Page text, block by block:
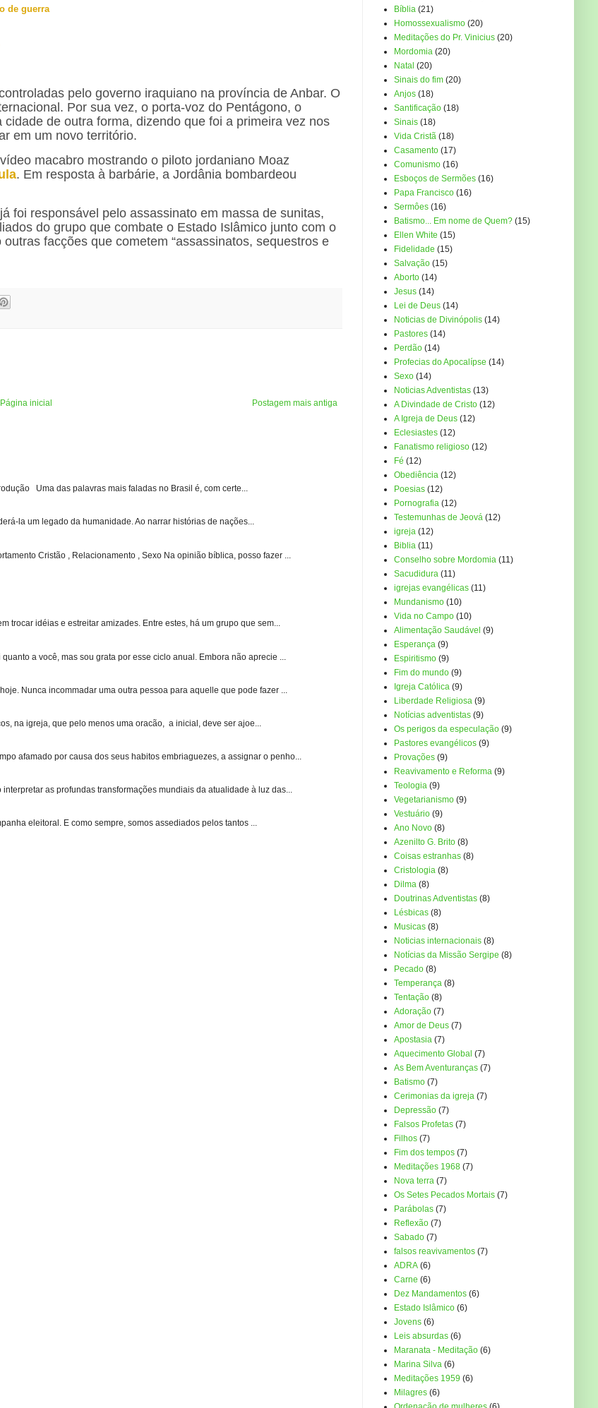
de guerra
pelo governo iraquiano na província de Anbar. O
Por sua vez, o porta-voz do Pentágono, o
de outra forma, dizendo que foi a primeira vez nos
em um novo território.
macabro mostrando o piloto jordaniano Moaz
. Em resposta à barbárie, a Jordânia bombardeou
foi responsável pelo assassinato em massa de sunitas,
do grupo que combate o Estado Islâmico junto com o
facções que cometem “assassinatos, sequestros e
Postagem mais antiga
Página inicial
Uma das palavras mais faladas no Brasil é, com certe...
la um legado da humanidade. Ao narrar histórias de nações...
Cristão , Relacionamento , Sexo Na opinião bíblica, posso fazer ...
trocar idéias e estreitar amizades. Entre estes, há um grupo que sem...
a você, mas sou grata por esse ciclo anual. Embora não aprecie ...
Nunca incommadar uma outra pessoa para aquelle que pode fazer ...
na igreja, que pelo menos uma oracão, a inicial, deve ser ajoe...
afamado por causa dos seus habitos embriaguezes, a assignar o penho...
as profundas transformações mundiais da atualidade à luz das...
eleitoral. E como sempre, somos assediados pelos tantos ...
Bíblia (21)
Homossexualismo (20)
Meditações do Pr. Vinicius (20)
Mordomia (20)
Natal (20)
Sinais do fim (20)
Anjos (18)
Santificação (18)
Sinais (18)
Vida Cristã (18)
Casamento (17)
Comunismo (16)
Esboços de Sermões (16)
Papa Francisco (16)
Sermôes (16)
Batismo... Em nome de Quem? (15)
Ellen White (15)
Fidelidade (15)
Salvação (15)
Aborto (14)
Jesus (14)
Lei de Deus (14)
Noticias de Divinópolis (14)
Pastores (14)
Perdão (14)
Profecias do Apocalípse (14)
Sexo (14)
Noticias Adventistas (13)
A Divindade de Cristo (12)
A Igreja de Deus (12)
Eclesiastes (12)
Fanatismo religioso (12)
Fé (12)
Obediência (12)
Poesias (12)
Pornografia (12)
Testemunhas de Jeová (12)
igreja (12)
Biblia (11)
Conselho sobre Mordomia (11)
Sacudidura (11)
igrejas evangélicas (11)
Mundanismo (10)
Vida no Campo (10)
Alimentação Saudável (9)
Esperança (9)
Espiritismo (9)
Fim do mundo (9)
Igreja Católica (9)
Liberdade Religiosa (9)
Notícias adventistas (9)
Os perigos da especulação (9)
Pastores evangélicos (9)
Provações (9)
Reavivamento e Reforma (9)
Teologia (9)
Vegetarianismo (9)
Vestuário (9)
Ano Novo (8)
Azenilto G. Brito (8)
Coisas estranhas (8)
Cristologia (8)
Dilma (8)
Doutrinas Adventistas (8)
Lésbicas (8)
Musicas (8)
Noticias internacionais (8)
Notícias da Missão Sergipe (8)
Pecado (8)
Temperança (8)
Tentação (8)
Adoração (7)
Amor de Deus (7)
Apostasia (7)
Aquecimento Global (7)
As Bem Aventuranças (7)
Batismo (7)
Cerimonias da igreja (7)
Depressão (7)
Falsos Profetas (7)
Filhos (7)
Fim dos tempos (7)
Meditações 1968 (7)
Nova terra (7)
Os Setes Pecados Mortais (7)
Parábolas (7)
Reflexão (7)
Sabado (7)
falsos reavivamentos (7)
ADRA (6)
Carne (6)
Dez Mandamentos (6)
Estado Islâmico (6)
Jovens (6)
Leis absurdas (6)
Maranata - Meditação (6)
Marina Silva (6)
Meditações 1959 (6)
Milagres (6)